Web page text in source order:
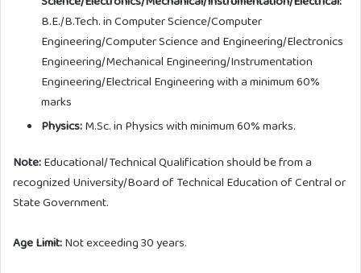
B.E./B.Tech. in Computer Science/Computer
Engineering/Computer Science and Engineering/Electronics
Engineering/Mechanical Engineering/Instrumentation
Engineering/Electrical Engineering with a minimum 60%
marks
Physics:M.Sc. in Physics with minimum 60% marks.
Note:Educational/Technical Qualification should be from a
recognized University/Board of Technical Education of Central or
State Government.
Age Limit:Not exceeding 30 years.